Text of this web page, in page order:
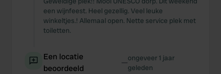
een wijnfeest. Heel gezellig. Veel leuke
winkeltjes.! Allemaal open. Nette service plek met
toiletten.
Een locatie
beoordeeld
—ongeveer 1 jaar
geleden